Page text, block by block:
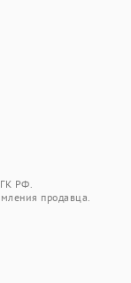
ГК РФ.
продавца.